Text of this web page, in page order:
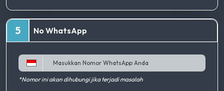
5 No WhatsApp
*Nomor ini akan dihubungi jika terjadi masalah